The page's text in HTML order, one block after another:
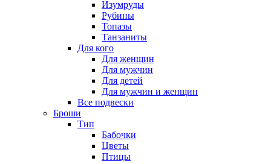
Изумруды
Рубины
Топазы
Танзаниты
Для кого
Для женщин
Для мужчин
Для детей
Для мужчин и женщин
Все подвески
Броши
Тип
Бабочки
Цветы
Птицы